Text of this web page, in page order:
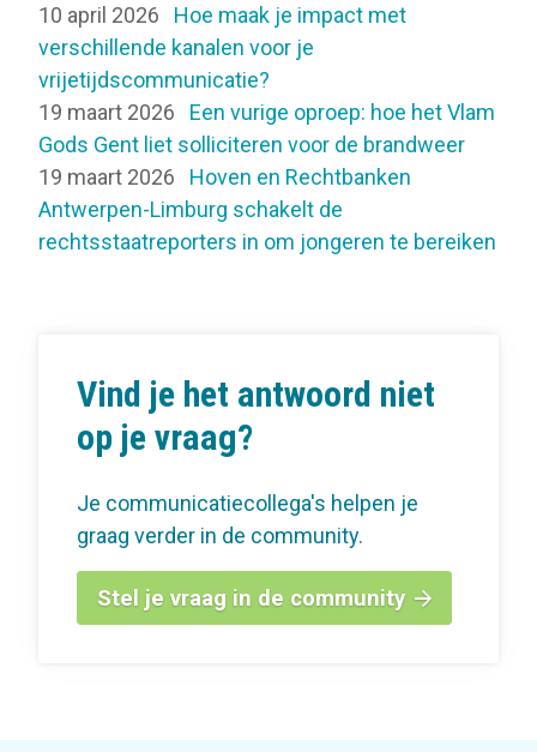
10 april 2026
Hoe maak je impact met
verschillende kanalen voor je
vrijetijdscommunicatie?
19 maart 2026
Een vurige oproep: hoe het Vlam
Gods Gent liet solliciteren voor de brandweer
19 maart 2026
Hoven en Rechtbanken
Antwerpen-Limburg schakelt de
rechtsstaatreporters in om jongeren te bereiken
Vind je het antwoord niet
op je vraag?
Je communicatiecollega's helpen je
graag verder in de community.
Stel je vraag in de community